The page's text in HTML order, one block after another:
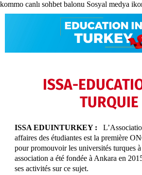
kommo canlı sohbet balonu Sosyal medya
ISSA-
TURQUIE
ISSA EDUINTURKEY :
affaires des étudiantes est la première
pour promouvoir les universités turques
association a été fondée à Ankara en
ses activités sur ce sujet.